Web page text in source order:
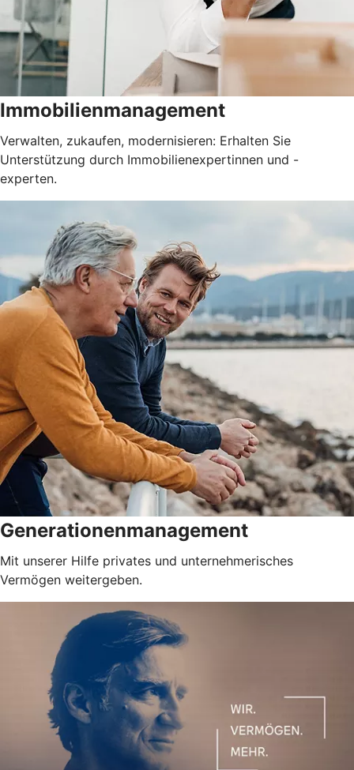
Immobilienmanagement
Verwalten, zukaufen, modernisieren: Erhalten Sie
Unterstützung durch Immobilienexpertinnen und -
experten.
Generationenmanagement
Mit unserer Hilfe privates und unternehmerisches
Vermögen weitergeben.